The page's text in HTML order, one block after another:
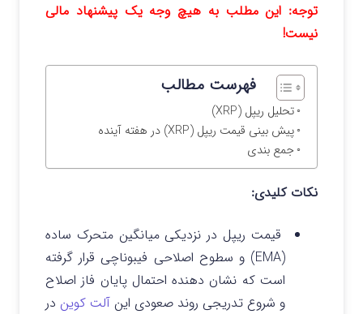
توجه: این مطلب به هیچ وجه یک پیشنهاد مالی
نیست!
فهرست مطالب
تحلیل ریپل (XRP)
پیش‌ بینی قیمت ریپل (XRP) در هفته آینده
جمع‌ بندی
نکات کلیدی:
قیمت ریپل در نزدیکی میانگین متحرک ساده
(EMA) و سطوح اصلاحی فیبوناچی قرار گرفته
است که نشان‌ دهنده احتمال پایان فاز اصلاح
و شروع تدریجی روند صعودی این آلت کوین در